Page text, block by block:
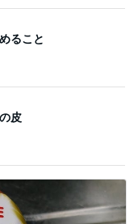
ること
皮